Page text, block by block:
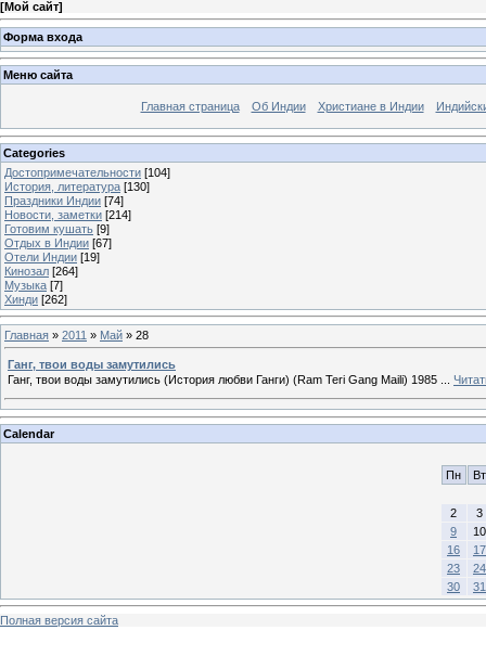
[Мой сайт]
Форма входа
Меню сайта
Главная страница Об Индии Христиане в Индии
Categories
Достопримечательности [104]
История, литература [130]
Праздники Индии [74]
Новости, заметки [214]
Готовим кушать [9]
Отдых в Индии [67]
Отели Индии [19]
Кинозал [264]
Музыка [7]
Хинди [262]
Главная » 2011 » Май » 28
Ганг, твои воды замутились
Ганг, твои воды замутились (История любви Ганги) (Ram Teri Gang Maili) 1985
Calendar
Пн Вт
2
3
9
10
16
17
23
24
30
31
Полная версия сайта